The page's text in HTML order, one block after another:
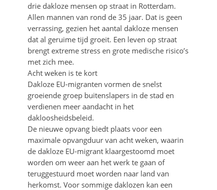
drie dakloze mensen op straat in Rotterdam.
Allen mannen van rond de 35 jaar. Dat is geen
verrassing, gezien het aantal dakloze mensen
dat al geruime tijd groeit. Een leven op straat
brengt extreme stress en grote medische risico’s
met zich mee.
Acht weken is te kort
Dakloze EU-migranten vormen de snelst
groeiende groep buitenslapers in de stad en
verdienen meer aandacht in het
dakloosheidsbeleid.
De nieuwe opvang biedt plaats voor een
maximale opvangduur van acht weken, waarin
de dakloze EU-migrant klaargestoomd moet
worden om weer aan het werk te gaan of
teruggestuurd moet worden naar land van
herkomst. Voor sommige daklozen kan een